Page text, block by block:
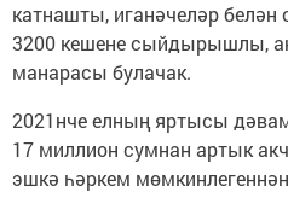
катнашты, иганәчеләр
3200 кешене сыйдырышлы,
манарасы булачак.
2021нче елның яртысы
17 миллион сумнан артык
эшкә һәркем